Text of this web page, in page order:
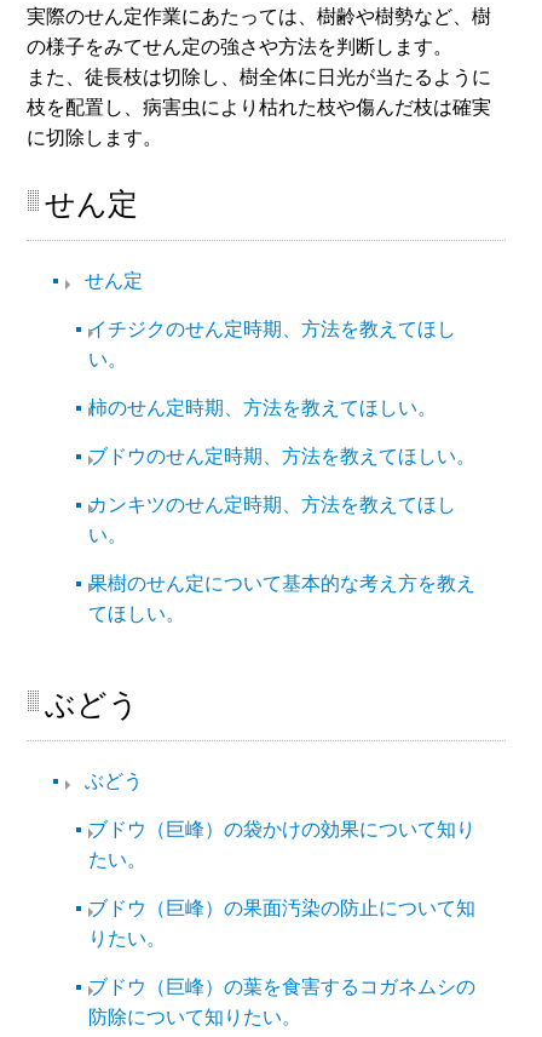
実際のせん定作業にあたっては、樹齢や樹勢など、樹
の様子をみてせん定の強さや方法を判断します。
また、徒長枝は切除し、樹全体に日光が当たるように
枝を配置し、病害虫により枯れた枝や傷んだ枝は確実
に切除します。
せん定
せん定
イチジクのせん定時期、方法を教えてほし
い。
柿のせん定時期、方法を教えてほしい。
ブドウのせん定時期、方法を教えてほしい。
カンキツのせん定時期、方法を教えてほし
い。
果樹のせん定について基本的な考え方を教え
てほしい。
ぶどう
ぶどう
ブドウ（巨峰）の袋かけの効果について知り
たい。
ブドウ（巨峰）の果面汚染の防止について知
りたい。
ブドウ（巨峰）の葉を食害するコガネムシの
防除について知りたい。